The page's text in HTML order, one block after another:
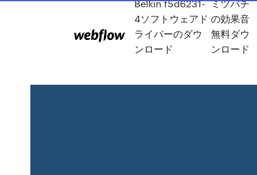
Belkin f5d6231-
4ソフトウェアド
ライバーのダウ
ンロード
ミツバチ
の効果音
無料ダウ
ンロード